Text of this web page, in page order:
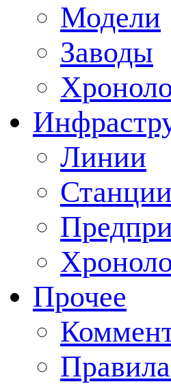
Модели
Заводы
Линии
Станции
Прочее